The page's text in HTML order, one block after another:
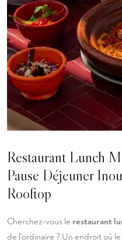
Restaurant Lunch
Pause Déjeuner
Rooftop
Cherchez-vous le restaurant
de l'ordinaire ? Un endroit où